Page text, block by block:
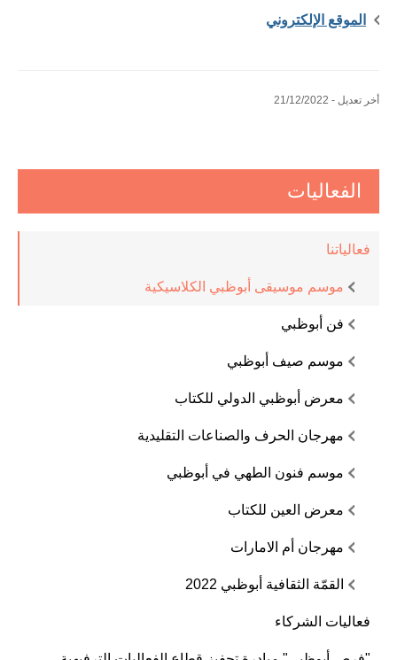
الموقع الإلكتروني
أخر تعديل - 21/12/2022
الفعاليات
فعالياتنا
موسم موسيقى أبوظبي الكلاسيكية
فن أبوظبي
موسم صيف أبوظبي
معرض أبوظبي الدولي للكتاب
مهرجان الحرف والصناعات التقليدية
موسم فنون الطهي في أبوظبي
معرض العين للكتاب
مهرجان أم الامارات
القمّة الثقافية أبوظبي 2022
فعاليات الشركاء